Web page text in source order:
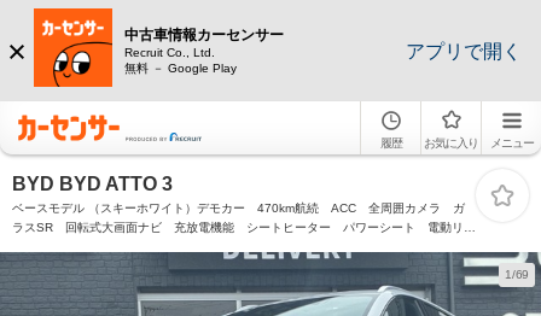
中古車情報カーセンサー
Recruit Co., Ltd.
無料 － Google Play
アプリで開く
履歴 お気に入り メニュー
BYD BYD ATTO 3
ベースモデル （スキーホワイト）デモカー 470km航続 ACC 全周囲カメラ ガ
ラスSR 回転式大画面ナビ 充放電機能 シートヒーター パワーシート 電動リア
1/69